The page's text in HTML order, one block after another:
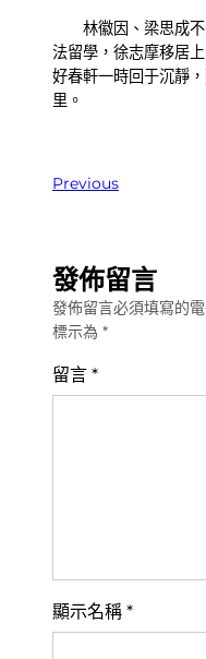
林徽因、梁思成
法留學，徐志摩移居
好春軒一時回于沉靜
里。
Previous
發佈留言
發佈留言必須填寫的
標示為 *
留言 *
顯示名稱 *